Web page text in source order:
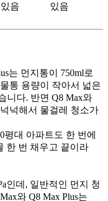
있음 있음
는 먼지통이 750ml로
통 용량이 작아서 넓은
니다. 반면 Q8 Max와
넉해서 물걸레 청소가
평대 아파트도 한 번에
한 번 채우고 끝이라
인데, 일반적인 먼지 청
와 Q8 Max Plus는